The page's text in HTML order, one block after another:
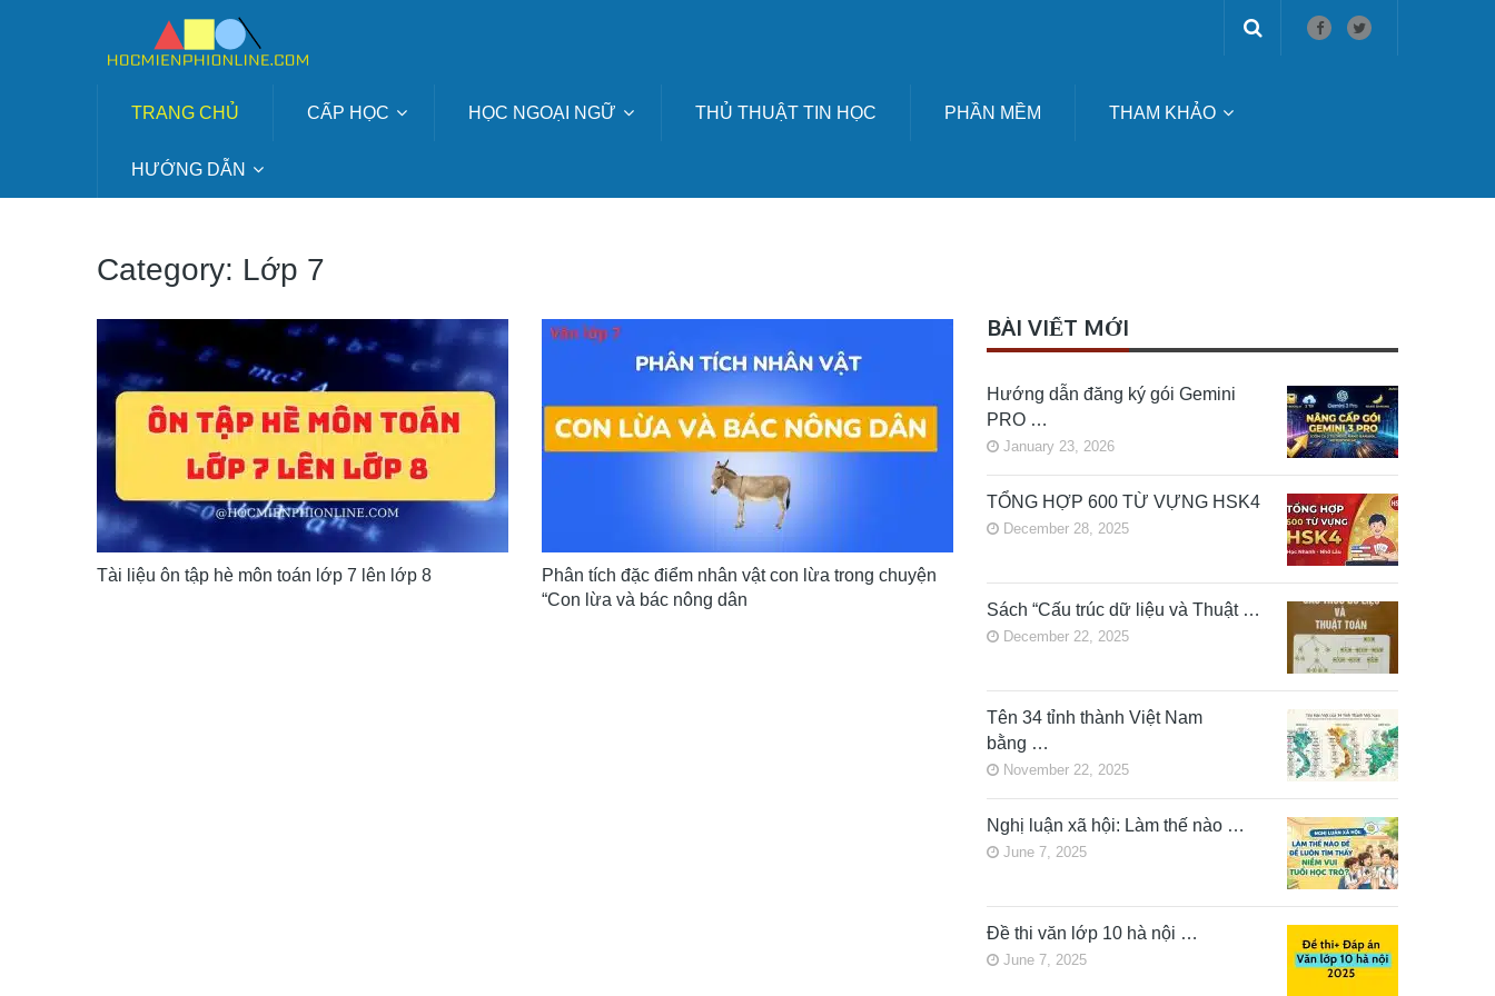
TRANG CHỦ CẤP HỌC HỌC NGOẠI NGỮ THỦ THUẬT TIN HỌC PHẦN MỀM THAM KHẢO
HƯỚNG DẪN
Category: Lớp 7
Tài liệu ôn tập hè môn toán lớp 7 lên lớp 8
Phân tích đặc điểm nhân vật con lừa trong chuyện
“Con lừa và bác nông dân
BÀI VIẾT MỚI
Hướng dẫn đăng ký gói Gemini
PRO …
January 23, 2026
TỔNG HỢP 600 TỪ VỰNG HSK4
December 28, 2025
Sách “Cấu trúc dữ liệu và Thuật …
December 22, 2025
Tên 34 tỉnh thành Việt Nam
bằng …
November 22, 2025
Nghị luận xã hội: Làm thế nào …
June 7, 2025
Đề thi văn lớp 10 hà nội …
June 7, 2025